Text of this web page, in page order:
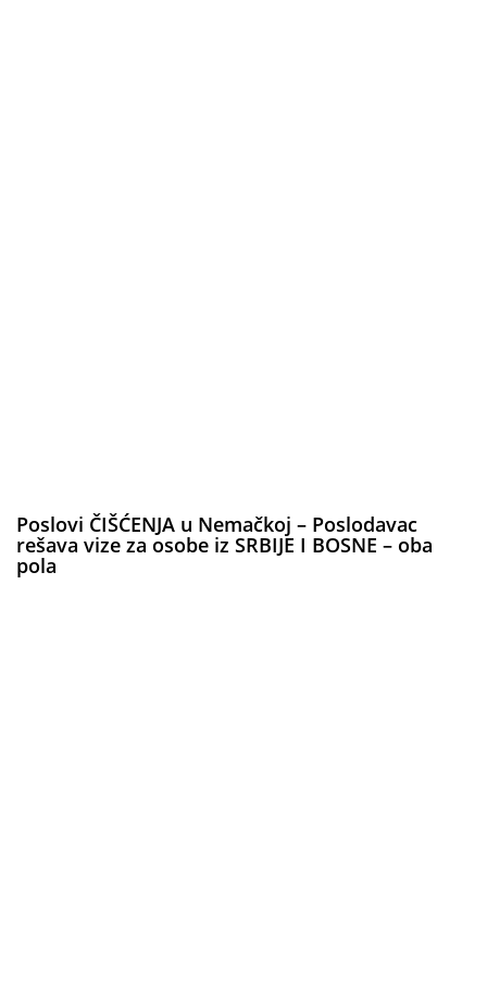
Poslovi ČIŠĆENJA u Nemačkoj – Poslodavac
rešava vize za osobe iz SRBIJE I BOSNE – oba
pola